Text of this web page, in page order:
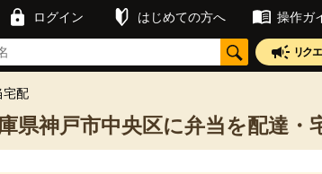
ログイン はじめての方へ 操作ガ
リク
宅配
県神戸市中央区に弁当を配達・